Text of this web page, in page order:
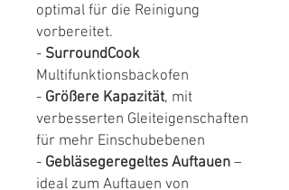
optimal für die Reinigung
vorbereitet.
- SurroundCook
Multifunktionsbackofen
- Größere Kapazität, mit
verbesserten Gleiteigenschaften
für mehr Einschubebenen
- Gebläsegeregeltes Auftauen –
ideal zum Auftauen von